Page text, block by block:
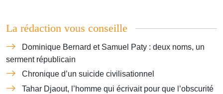
La rédaction vous conseille
Dominique Bernard et Samuel Paty : deux noms, un
serment républicain
Chronique d’un suicide civilisationnel
Tahar Djaout, l’homme qui écrivait pour que l’obscurité